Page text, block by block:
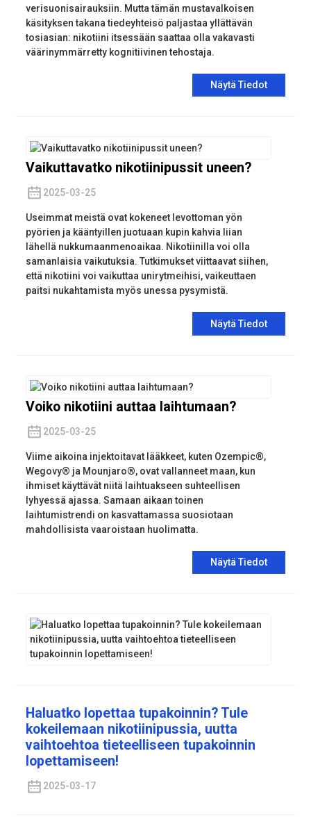
verisuonisairauksiin. Mutta tämän mustavalkoisen
käsityksen takana tiedeyhteisö paljastaa yllättävän
tosiasian: nikotiini itsessään saattaa olla vakavasti
väärinymmärretty kognitiivinen tehostaja.
Näytä Tiedot
Vaikuttavatko nikotiinipussit uneen?
2025-03-25
Useimmat meistä ovat kokeneet levottoman yön
pyörien ja kääntyillen juotuaan kupin kahvia liian
lähellä nukkumaanmenoaikaa. Nikotiinilla voi olla
samanlaisia ​​vaikutuksia. Tutkimukset viittaavat siihen,
että nikotiini voi vaikuttaa unirytmeihisi, vaikeuttaen
paitsi nukahtamista myös unessa pysymistä.
Näytä Tiedot
Voiko nikotiini auttaa laihtumaan?
2025-03-25
Viime aikoina injektoitavat lääkkeet, kuten Ozempic®,
Wegovy® ja Mounjaro®, ovat vallanneet maan, kun
ihmiset käyttävät niitä laihtuakseen suhteellisen
lyhyessä ajassa. Samaan aikaan toinen
laihtumistrendi on kasvattamassa suosiotaan
mahdollisista vaaroistaan ​​huolimatta.
Näytä Tiedot
Haluatko lopettaa tupakoinnin? Tule
kokeilemaan nikotiinipussia, uutta
vaihtoehtoa tieteelliseen tupakoinnin
lopettamiseen!
2025-03-17